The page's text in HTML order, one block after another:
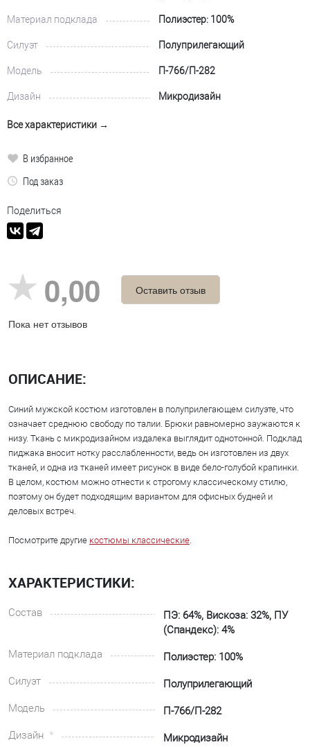
Материал подклада Полиэстер: 100%
Силуэт Полуприлегающий
Модель П-766/П-282
Дизайн Микродизайн
Все характеристики →
В избранное
Под заказ
Поделиться
0,00
Пока нет отзывов
Оставить отзыв
ОПИСАНИЕ:
Синий мужской костюм изготовлен в полуприлегающем силуэте, что
означает среднюю свободу по талии. Брюки равномерно заужаются к
низу. Ткань с микродизайном издалека выглядит однотонной. Подклад
пиджака вносит нотку расслабленности, ведь он изготовлен из двух
тканей, и одна из тканей имеет рисунок в виде бело-голубой крапинки.
В целом, костюм можно отнести к строгому классическому стилю,
поэтому он будет подходящим вариантом для офисных будней и
деловых встреч.
Посмотрите другие костюмы классические.
ХАРАКТЕРИСТИКИ:
Состав
ПЭ: 64%, Вискоза: 32%, ПУ
(Спандекс): 4%
Материал подклада
Полиэстер: 100%
Силуэт
Полуприлегающий
Модель
П-766/П-282
Дизайн
Микродизайн